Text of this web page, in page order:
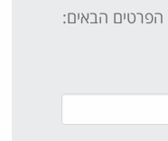
הבאים: